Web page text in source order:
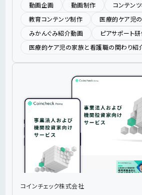
動画企画 動画制作
コンテン
教育コンテンツ制作
医療的ケア児
みかんぐみ紹介動画
ピアサポート
医療的ケア児の家族と看護職の関わり紹
コインチェック株式会社